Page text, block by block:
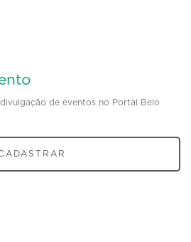
de eventos no Portal Belo